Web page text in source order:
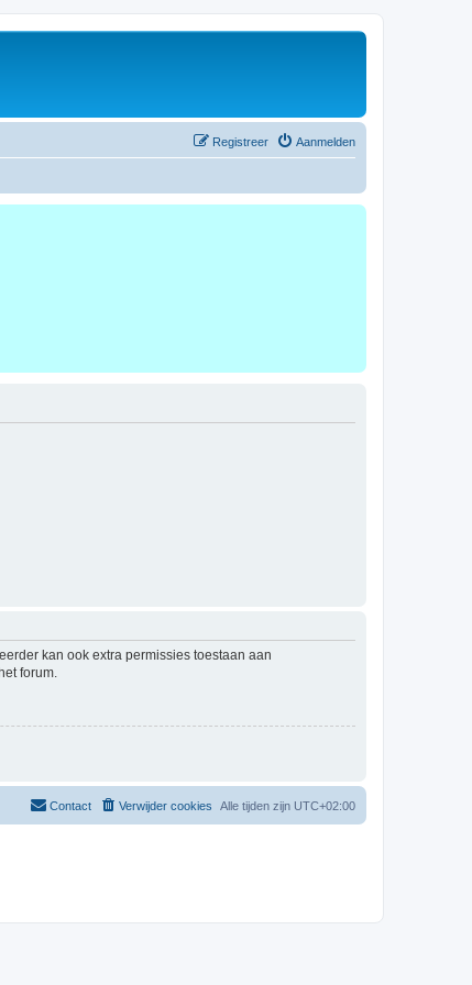
Aanmelden
Registreer
kan ook extra permissies toestaan aan
forum.
Alle tijden zijn UTC+02:00
Verwijder cookies
Contact